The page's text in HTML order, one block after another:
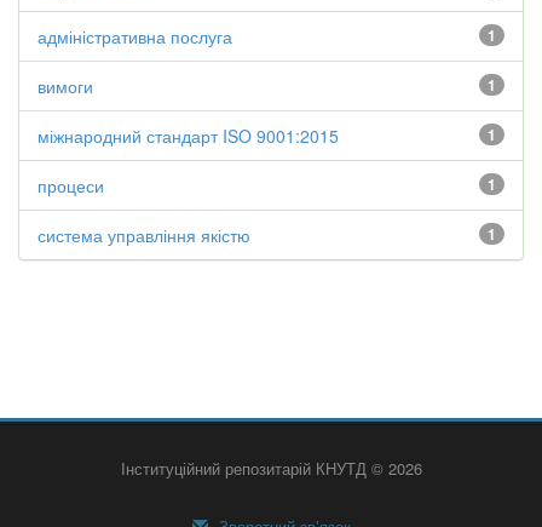
1
адміністративна послуга
1
вимоги
1
міжнародний стандарт ISO 9001:2015
1
процеси
1
система управління якістю
Інституційний репозитарій КНУТД © 2026